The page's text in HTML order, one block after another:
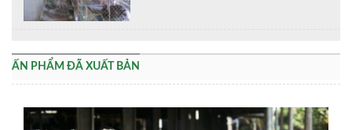
ẤN PHẨM ĐÃ XUẤT BẢN